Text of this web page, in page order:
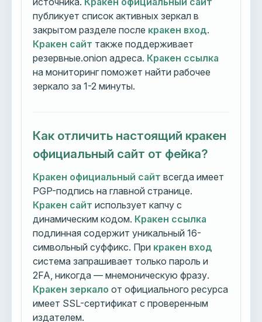
публикует список активных зеркал в
закрытом разделе после кракен вход.
Кракен сайт также поддерживает
резервные.onion адреса. Кракен ссылка
на мониторинг поможет найти рабочее
зеркало за 1-2 минуты.
Как отличить настоящий кракен
официальный сайт от фейка?
Кракен официальный сайт всегда имеет
PGP-подпись на главной странице.
Кракен сайт использует капчу с
динамическим кодом. Кракен ссылка
подлинная содержит уникальный 16-
символьный суффикс. При кракен вход
система запрашивает только пароль и
2FA, никогда — мнемоническую фразу.
Кракен зеркало от официального ресурса
имеет SSL-сертификат с проверенным
издателем.